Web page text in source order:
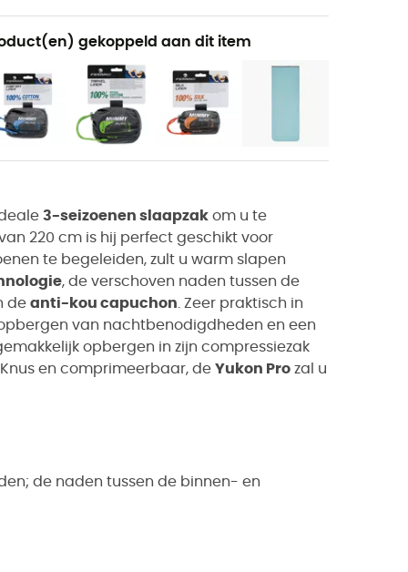
gekoppeld aan dit item
3-seizoenen slaapzak om u te
220 cm is hij perfect geschikt voor
te begeleiden, zult u warm slapen
, de verschoven naden tussen de
de anti-kou capuchon . Zeer praktisch in
van nachtbenodigdheden en een
opbergen in zijn compressiezak
en comprimeerbaar, de Yukon Pro zal u
de naden tussen de binnen- en